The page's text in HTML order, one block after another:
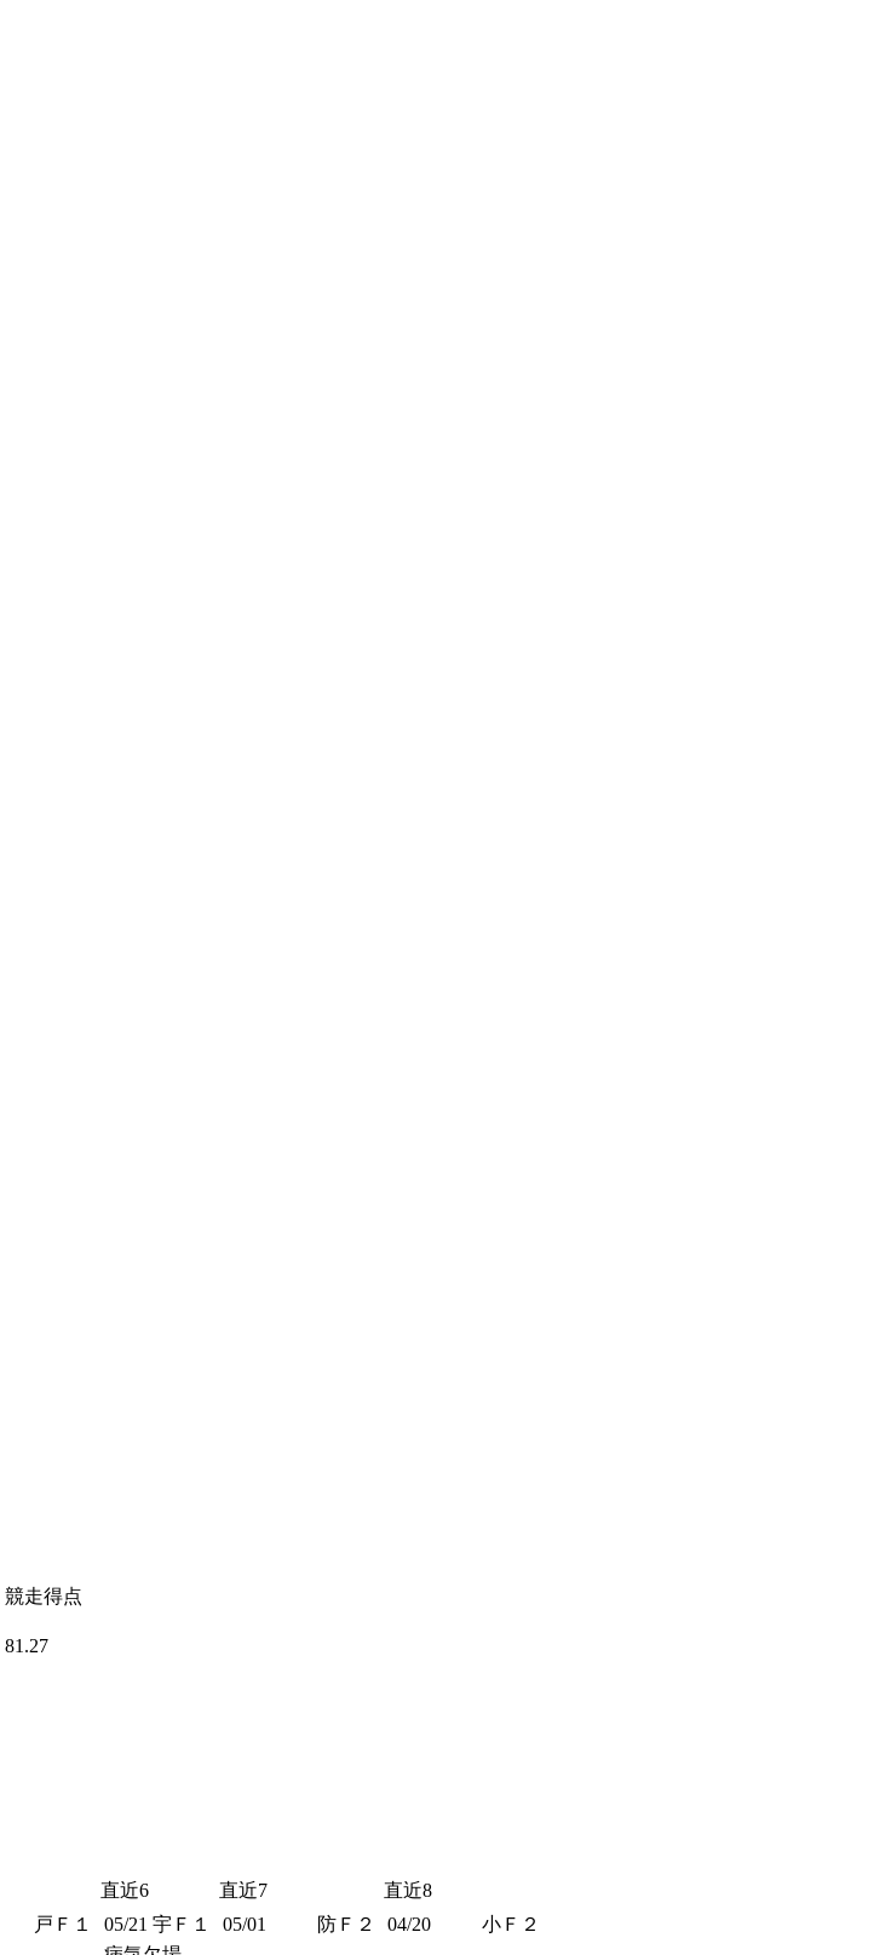
競走得点
81.27
直近6 直近7
直近8
戸Ｆ１ 05/21 宇Ｆ１
05/01 防Ｆ２ 04/20 小Ｆ２